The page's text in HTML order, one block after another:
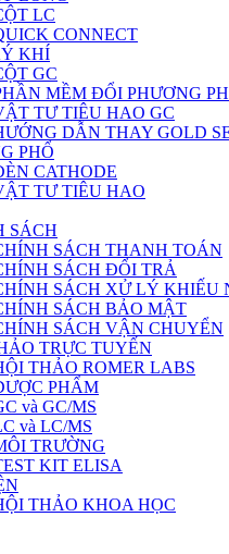
LC
CONNECT
KHÍ
GC
MỀM ĐỔI PHƯƠNG
TƯ TIÊU HAO GC
DẪN THAY GOLD
PHỔ
CATHODE
TƯ TIÊU HAO
SÁCH
SÁCH THANH TOÁN
SÁCH ĐỔI TRẢ
SÁCH XỬ LÝ KHIẾU
SÁCH BẢO MẬT
SÁCH VẬN CHUYỂN
TRỰC TUYẾN
THẢO ROMER LABS
PHẨM
và GC/MS
và LC/MS
TRƯỜNG
KIT ELISA
THẢO KHOA HỌC